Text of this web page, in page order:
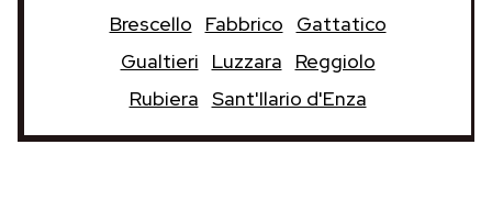
Brescello
Fabbrico
Gattatico
Gualtieri
Luzzara
Reggiolo
Rubiera Sant'Ilario d'Enza